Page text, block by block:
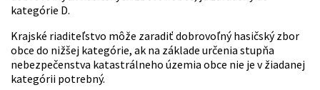
kategórie D.
Krajské riaditeľstvo môže zaradiť dobrovoľný hasičský zbor
obce do nižšej kategórie, ak na základe určenia stupňa
nebezpečenstva katastrálneho územia obce nie je v žiadanej
kategórii potrebný.